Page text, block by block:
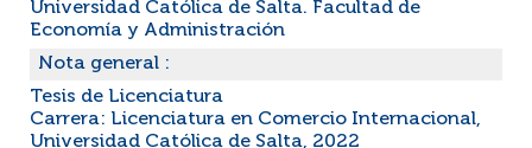
Universidad Católica de Salta. Facultad de
Economía y Administración
Nota general :
Tesis de Licenciatura
Carrera: Licenciatura en Comercio Internacional,
Universidad Católica de Salta, 2022